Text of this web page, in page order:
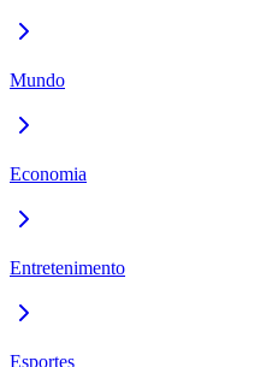
Mundo
Economia
Entretenimento
Esportes